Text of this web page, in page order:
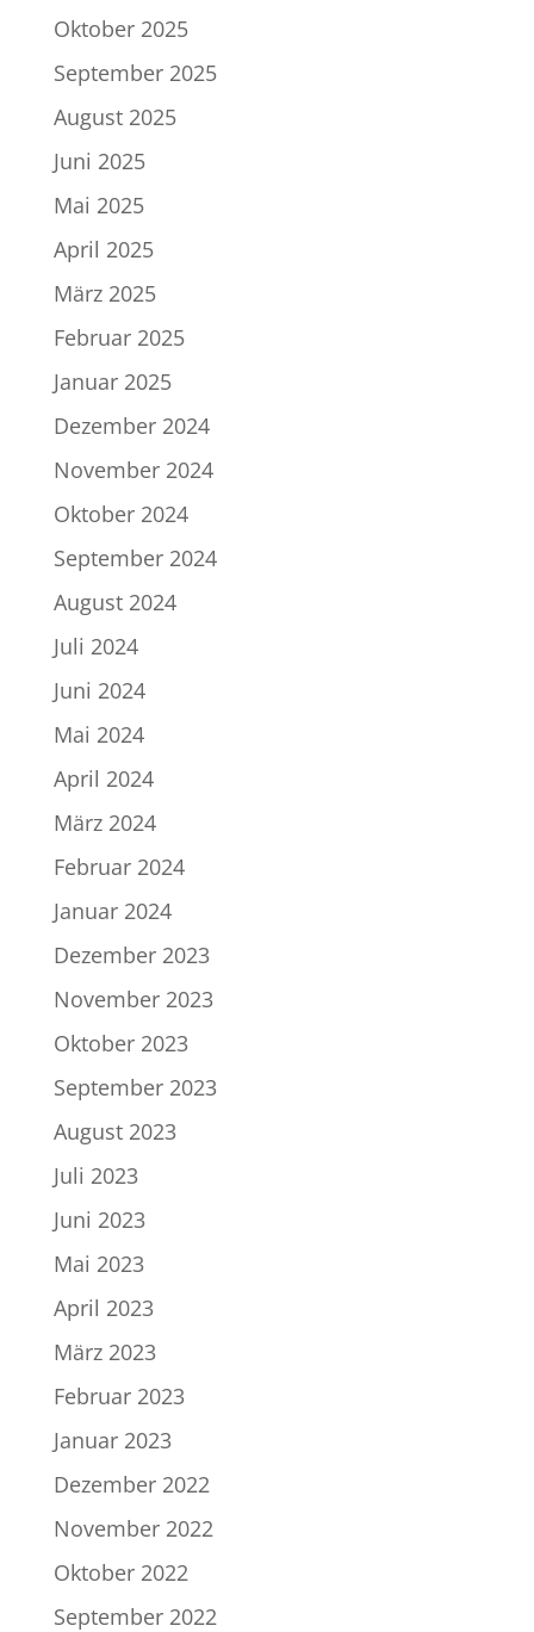
Oktober 2025
September 2025
August 2025
Juni 2025
Mai 2025
April 2025
März 2025
Februar 2025
Januar 2025
Dezember 2024
November 2024
Oktober 2024
September 2024
August 2024
Juli 2024
Juni 2024
Mai 2024
April 2024
März 2024
Februar 2024
Januar 2024
Dezember 2023
November 2023
Oktober 2023
September 2023
August 2023
Juli 2023
Juni 2023
Mai 2023
April 2023
März 2023
Februar 2023
Januar 2023
Dezember 2022
November 2022
Oktober 2022
September 2022